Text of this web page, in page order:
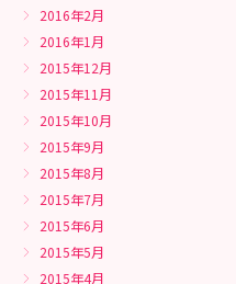
2016年2月
2016年1月
2015年12月
2015年11月
2015年10月
2015年9月
2015年8月
2015年7月
2015年6月
2015年5月
2015年4月